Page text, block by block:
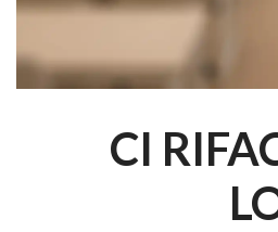
CI